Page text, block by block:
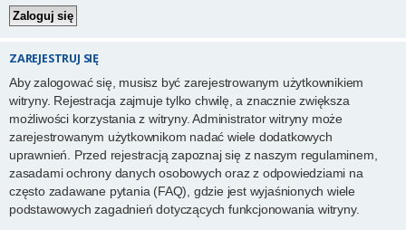
ZAREJESTRUJ SIĘ
Aby zalogować się, musisz być zarejestrowanym użytkownikiem
witryny. Rejestracja zajmuje tylko chwilę, a znacznie zwiększa
możliwości korzystania z witryny. Administrator witryny może
zarejestrowanym użytkownikom nadać wiele dodatkowych
uprawnień. Przed rejestracją zapoznaj się z naszym regulaminem,
zasadami ochrony danych osobowych oraz z odpowiedziami na
często zadawane pytania (FAQ), gdzie jest wyjaśnionych wiele
podstawowych zagadnień dotyczących funkcjonowania witryny.